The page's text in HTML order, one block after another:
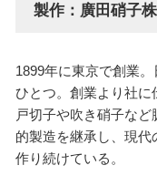
製作：廣田硝子
1899年に東京で創業
ひとつ。創業より社に
戸切子や吹き硝子な
的製造を継承し、現
作り続けている。